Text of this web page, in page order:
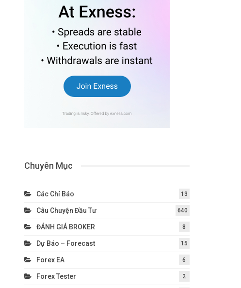
Chuyên Mục
Các Chỉ Báo 13
Câu Chuyện Đầu Tư 640
ĐÁNH GIÁ BROKER 8
Dự Báo – Forecast 15
Forex EA 6
Forex Tester 2